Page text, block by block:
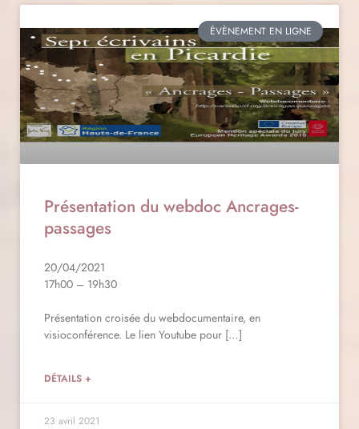
ÉVÈNEMENT EN LIGNE
Présentation du webdoc Ancrages-
passages
20/04/2021
17h00 – 19h30
Présentation croisée du webdocumentaire, en
visioconférence. Le lien Youtube pour […]
DÉTAILS +
23 avril 2021